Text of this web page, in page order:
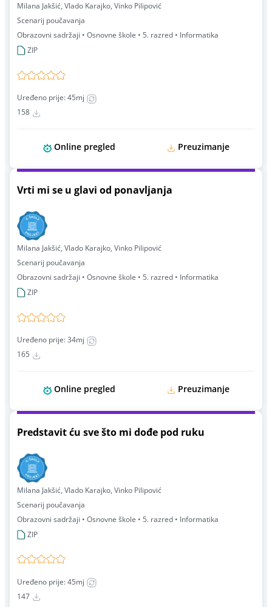
Milana Jakšić, Vlado Karajko, Vinko Pilipović
Scenarij poučavanja
Obrazovni sadržaji • Osnovne škole • 5. razred • Informatika
ZIP
Uređeno prije: 45mj
158
Online pregled Preuzimanje
Vrti mi se u glavi od ponavljanja
Milana Jakšić, Vlado Karajko, Vinko Pilipović
Scenarij poučavanja
Obrazovni sadržaji • Osnovne škole • 5. razred • Informatika
ZIP
Uređeno prije: 34mj
165
Online pregled Preuzimanje
Predstavit ću sve što mi dođe pod ruku
Milana Jakšić, Vlado Karajko, Vinko Pilipović
Scenarij poučavanja
Obrazovni sadržaji • Osnovne škole • 5. razred • Informatika
ZIP
Uređeno prije: 45mj
147